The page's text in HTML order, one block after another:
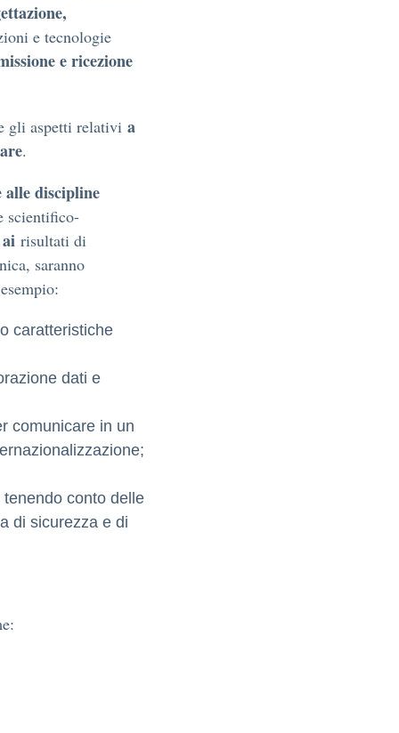
e tecnologie
e ricezione
gli aspetti relativi a
.
alle discipline
scientifico-
risultati di
saranno
caratteristiche
dati e
comunicare in un
conto delle
di sicurezza e di